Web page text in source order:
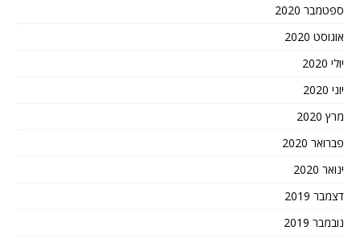
ספטמבר 2020
אוגוסט 2020
יולי 2020
יוני 2020
מרץ 2020
פברואר 2020
ינואר 2020
דצמבר 2019
נובמבר 2019